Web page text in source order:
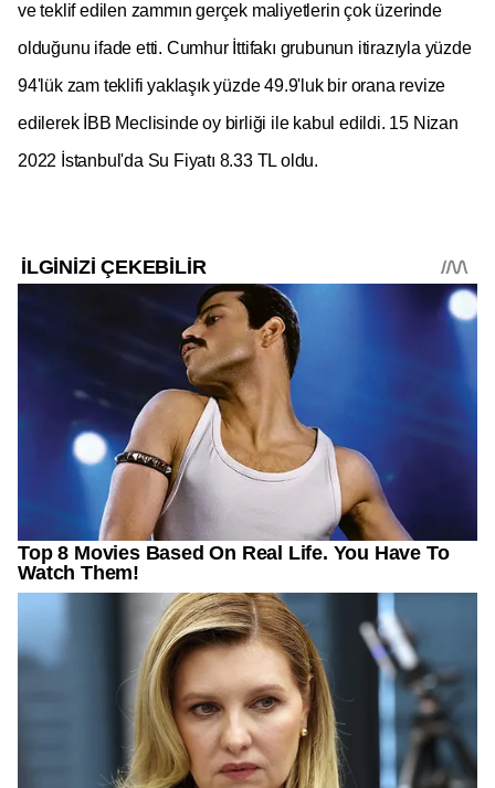
ve teklif edilen zammın gerçek maliyetlerin çok üzerinde
olduğunu ifade etti. Cumhur İttifakı grubunun itirazıyla yüzde
94'lük zam teklifi yaklaşık yüzde 49.9'luk bir orana revize
edilerek İBB Meclisinde oy birliği ile kabul edildi. 15 Nizan
2022 İstanbul'da Su Fiyatı 8.33 TL oldu.